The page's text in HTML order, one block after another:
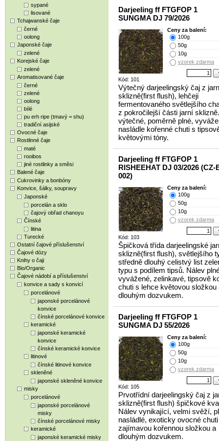
sypané
lisované
Tchajwanské čaje
černé
oolong
Japonské čaje
zelené
Korejské čaje
zelené
Aromatisované čaje
černé
zelené
oolong
bílé
pu erh ripe (tmavý = shu)
tradiční asijské
Ovocné čaje
Rostlinné čaje
maté
rooibos
jiné rostlinky a směsi
Balené čaje
Cukrovinky a bonbóny
Konvice, šálky, soupravy
Japonské
porcelán a sklo
čajový obřad chanoyu
Čínské
litina
Turecké
Ostatní čajové příslušenství
Čajové dózy
Knihy o čaji
Bio/Organic
Čajové nádobí a příslušenství
konvice a sady s konvicí
porcelánové
japonské porcelánové
konvice
čínské porcelánové konvice
keramické
japonské keramické
konvice
čínské keramické konvice
litinové
čínské litinové konvice
skleněné
japonské skleněné konvice
misky
porcelánové
japonské porcelánové
misky
čínské porcelánové misky
keramické
japonské keramické misky
Darjeeling ff FTGFOP 1
SUNGMA DJ 79/2026
Kód: 101
Ceny za balení:
100g
50g
10g
vzorek zdarma
Výtečný darjeelingský čaj z
sklizně(first flush), lehčeji
fermentovaného světlejšího
z pokročilejší části jarní
výtečné, poměrně plné,
nasládle kořenné chuti s
květovými tóny.
Darjeeling ff FTGFOP 1
RISHEEHAT DJ 03/2026 (CZ-
002)
Kód: 103
Ceny za balení:
100g
50g
10g
vzorek zdarma
Špičková třída darjeelingské
sklizně(first flush), světlejšího
středně dlouhý celistvý list
typu s podílem tipsů. Nálev
vyvážené, zelinkavé, tipsově
chuti s lehce květovou složkou
dlouhým dozvukem.
Darjeeling ff FTGFOP 1
SUNGMA DJ 55/2026
Kód: 105
Ceny za balení:
100g
50g
10g
vzorek zdarma
Prvotřídní darjeelingský čaj z
sklizně(first flush) špičkové
Nálev vynikající, velmi svěží,
nasládlé, exoticky ovocné
zajímavou kořennou složkou a
dlouhým dozvukem.